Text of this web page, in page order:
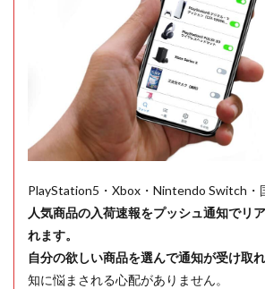
PlayStation5・Xbox・Nintendo Switch・
人気商品の入荷速報をプッシュ通知でリ
れます。
自分の欲しい商品を選んで通知が受け取
知に悩まされる心配がありません。